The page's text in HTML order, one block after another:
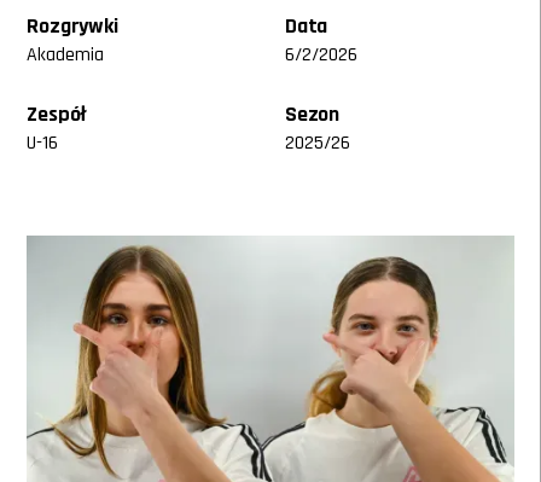
Rozgrywki
Akademia
Data
6/2/2026
Zespół
U-16
Sezon
2025/26